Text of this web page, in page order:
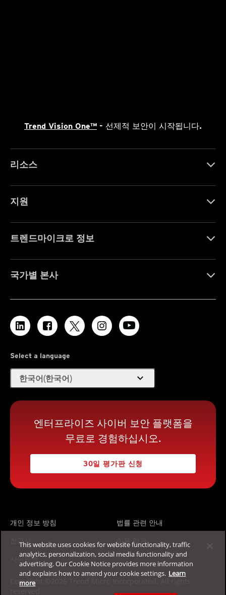
Trend Vision One™ - 선제적 보안이 시작됩니다.
리소스
지원
트렌드마이크로 정보
국가별 본사
Select a language
한국어(한국어) expand_more
엔터프라이즈 사이버 보안 플랫폼을
무료로 경험하십시오.
30일 평가판 신청
개인 정보 방침
법률 관련 안내
접근성
이용 약관
사이트맵
Copyright ©2026 Trend Micro Incorporated. All rights
This website uses cookies for website functionality, traffic
analytics, personalization, social media functionality and
advertising. Our Cookie Notice provides more information
and explains how to amend your cookie settings. Learn
more